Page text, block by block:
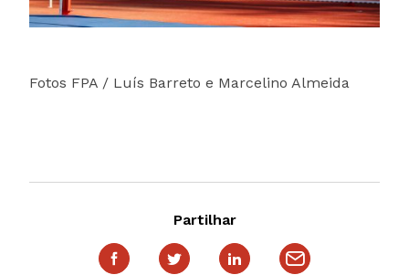
Fotos FPA / Luís Barreto e Marcelino Almeida
Partilhar